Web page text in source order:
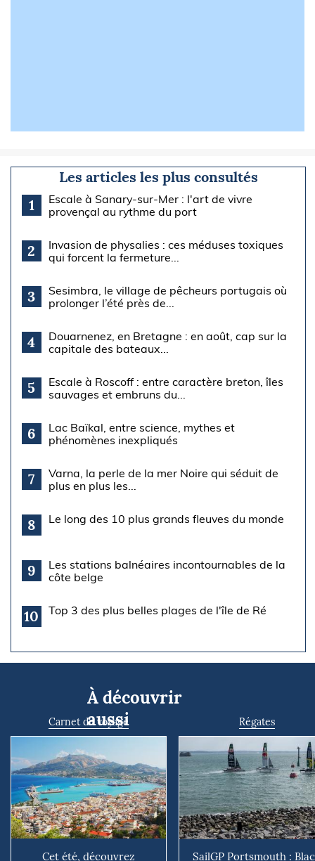
Les articles les plus consultés
1
Escale à Sanary-sur-Mer : l'art de vivre
provençal au rythme du port
2
Invasion de physalies : ces méduses toxiques
qui forcent la fermeture...
3
Sesimbra, le village de pêcheurs portugais où
prolonger l’été près de...
4
Douarnenez, en Bretagne : en août, cap sur la
capitale des bateaux...
5
Escale à Roscoff : entre caractère breton, îles
sauvages et embruns du...
6
Lac Baïkal, entre science, mythes et
phénomènes inexpliqués
7
Varna, la perle de la mer Noire qui séduit de
plus en plus les...
8 Le long des 10 plus grands fleuves du monde
9
Les stations balnéaires incontournables de la
côte belge
10 Top 3 des plus belles plages de l'île de Ré
À découvrir
aussi
Carnet de voyage
Cet été, découvrez
Régates
SailGP Portsmouth :